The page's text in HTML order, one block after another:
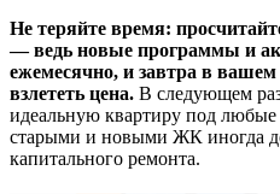
Не теряйте время:
— ведь новые программы и
ежемесячно, и завтра в
взлететь цена. В следующем
идеальную квартиру под
старыми и новыми ЖК иногда
капитального ремонта.